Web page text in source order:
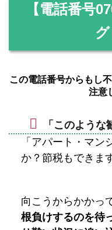
【電話番号
グ
この電話番号からもし
注意
「このような
「アパート・マ
か？節税もできま
向こうからかかっ
根負けするのを待